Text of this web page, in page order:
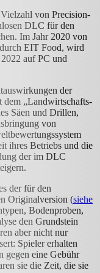
von Precision-
DLC für den
Im Jahr 2020 von
EIT Food, wird
auf PC und
der
dem „Landwirtschafts-
Säen und Drillen,
von
ihres Betriebs und die
der im DLC
der für den
Originalversion (siehe
Bodenproben,
den Grundstein
aber nicht nur
Spieler erhalten
gegen eine Gebühr
sie die Zeit, die sie